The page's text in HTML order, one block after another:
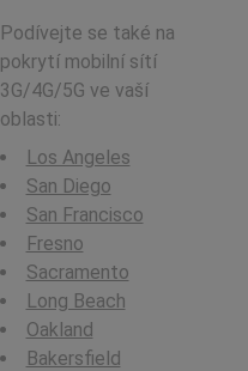
Podívejte se také na
pokrytí mobilní sítí
3G/4G/5G ve vaší
oblasti:
Los Angeles
San Diego
San Francisco
Fresno
Sacramento
Long Beach
Oakland
Bakersfield